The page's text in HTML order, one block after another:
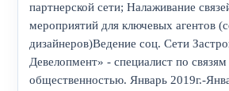
партнерской сети; Налаживание
мероприятий для ключевых агентов
дизайнеров)Ведение соц. Сети
Девелопмент» - специалист по связям
общественностью. Январь 2019г.-